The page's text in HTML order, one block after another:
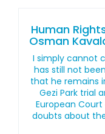
Human
Osman
I simply cannot
has still not
that he remains
Gezi Park trial
European Court
doubts about